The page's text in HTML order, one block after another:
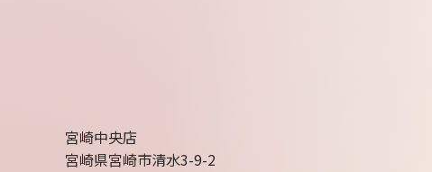
宮崎中央店
宮崎県宮崎市清水3-9-2